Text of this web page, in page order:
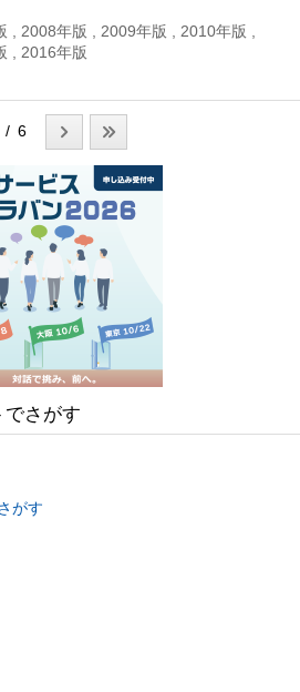
, 2008年版 , 2009年版 , 2010年版 ,
, 2016年版
/ 6
でさがす
がす